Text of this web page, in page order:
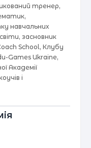
тренер,
навчальних
засновник
School, Клубу
Games Ukraine,
Академії
і